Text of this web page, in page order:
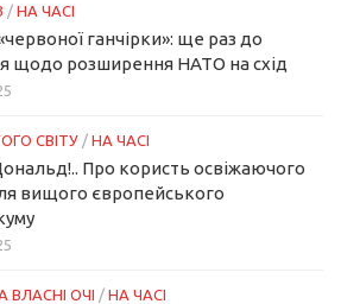
/ НА ЧАСІ
ганчірки»: ще раз до
щодо розширення НАТО на схід
СВІТУ / НА ЧАСІ
Про користь освіжаючого
вищого європейського
ВЛАСНІ ОЧІ / НА ЧАСІ